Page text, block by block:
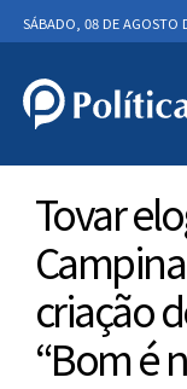
SÁBADO, 08 DE AGOSTO
Tovar
criação
“Bom é